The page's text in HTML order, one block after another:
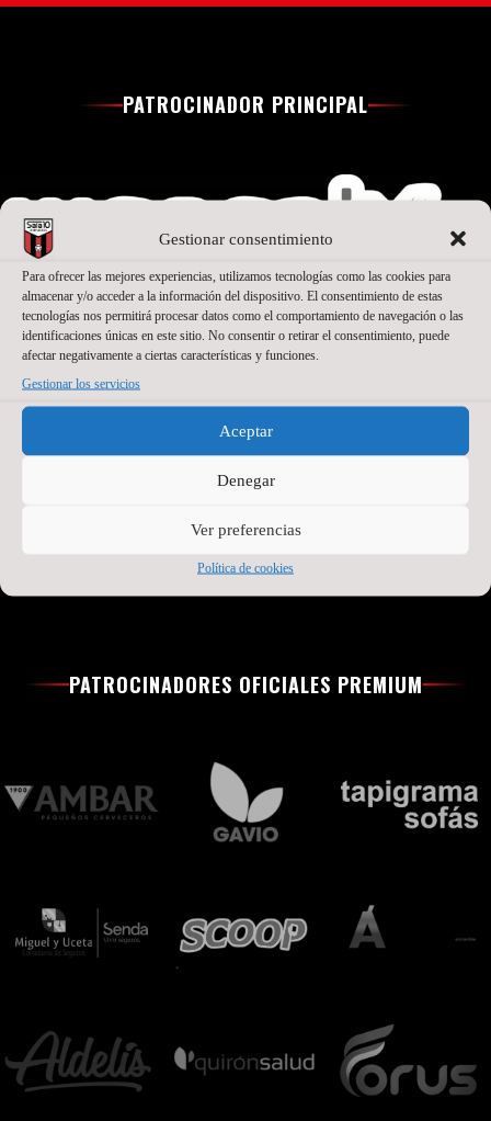
Gestionar consentimiento
Para ofrecer las mejores experiencias, utilizamos tecnologías como las cookies para
almacenar y/o acceder a la información del dispositivo. El consentimiento de estas
tecnologías nos permitirá procesar datos como el comportamiento de navegación o las
identificaciones únicas en este sitio. No consentir o retirar el consentimiento, puede
afectar negativamente a ciertas características y funciones.
Gestionar los servicios
Aceptar
Denegar
Ver preferencias
Política de cookies
PATROCINADOR PRINCIPAL
SEGUNDO PATROCINADOR
PATROCINADORES OFICIALES PREMIUM